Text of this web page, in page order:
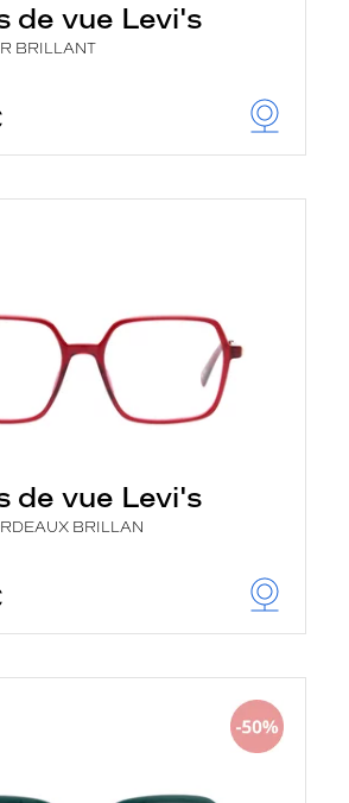
de vue Levi's
BRILLANT
de vue Levi's
BRILLAN